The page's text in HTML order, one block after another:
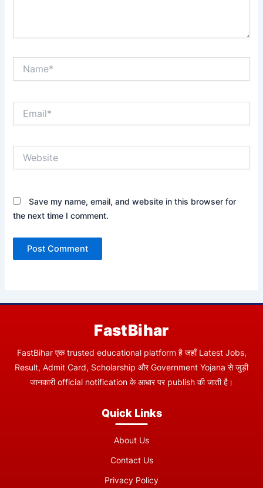
Save my name, email, and website in this browser for
the next time I comment.
FastBihar
FastBihar एक trusted educational platform है जहाँ Latest Jobs,
Result, Admit Card, Scholarship और Government Yojana से जुड़ी
जानकारी official notification के आधार पर publish की जाती है।
Quick Links
About Us
Contact Us
Privacy Policy